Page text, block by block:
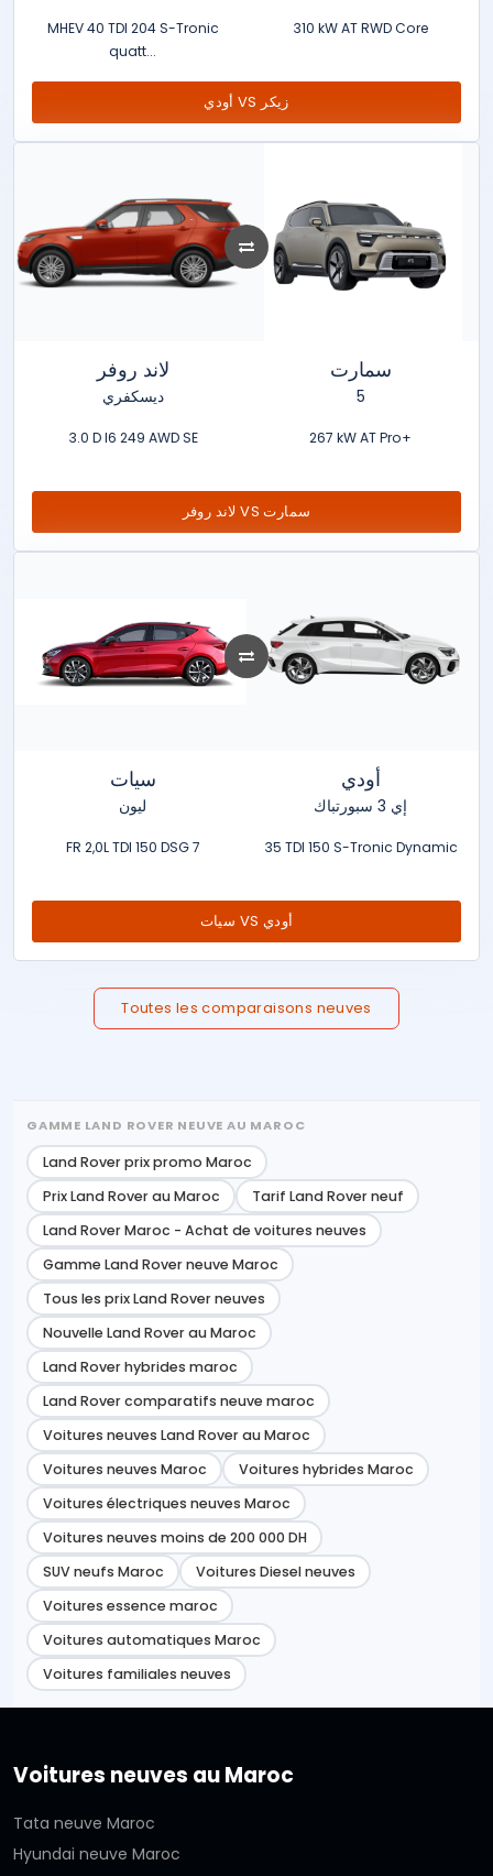
MHEV 40 TDI 204 S-Tronic
quatt...
310 kW AT RWD Core
أودي VS زيكر
لاند روفر
ديسكفري
3.0 D I6 249 AWD SE
سمارت
5
267 kW AT Pro+
لاند روفر VS سمارت
سيات
ليون
FR 2,0L TDI 150 DSG 7
أودي
إي 3 سبورتباك
35 TDI 150 S-Tronic Dynamic
سيات VS أودي
Toutes les comparaisons neuves
GAMME LAND ROVER NEUVE AU MAROC
Land Rover prix promo Maroc
Prix Land Rover au Maroc
Tarif Land Rover neuf
Land Rover Maroc - Achat de voitures neuves
Gamme Land Rover neuve Maroc
Tous les prix Land Rover neuves
Nouvelle Land Rover au Maroc
Land Rover hybrides maroc
Land Rover comparatifs neuve maroc
Voitures neuves Land Rover au Maroc
Voitures neuves Maroc
Voitures hybrides Maroc
Voitures électriques neuves Maroc
Voitures neuves moins de 200 000 DH
SUV neufs Maroc
Voitures Diesel neuves
Voitures essence maroc
Voitures automatiques Maroc
Voitures familiales neuves
Voitures neuves au Maroc
Tata neuve Maroc
Hyundai neuve Maroc